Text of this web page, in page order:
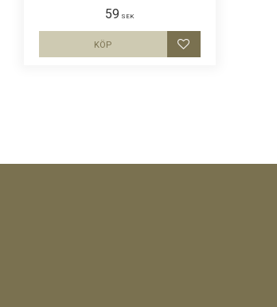
59 SEK
Lägg till i favoriter
KÖP